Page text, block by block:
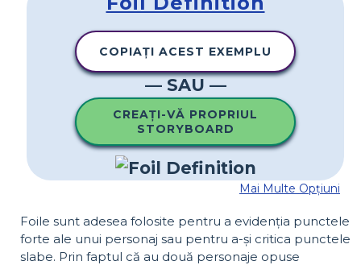
COPIAȚI ACEST EXEMPLU
— SAU —
CREAȚI-VĂ PROPRIUL
STORYBOARD
Mai Multe Opțiuni
Foile sunt adesea folosite pentru a evidenția punctele
forte ale unui personaj sau pentru a-și critica punctele
slabe. Prin faptul că au două personaje opuse